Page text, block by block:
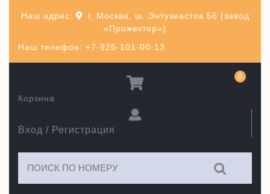
Наш телефон: +7-925-101-00-13
Наш адрес:
г. Москва, ш. Энтузиастов 56 (завод
«Прожектор»)
Вход / Регистрация
Корзина
0